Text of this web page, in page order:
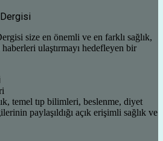
size en önemli ve en farklı sağlık,
ulaştırmayı hedefleyen bir
temel tıp bilimleri, beslenme, diyet
paylaşıldığı açık erişimli sağlık ve